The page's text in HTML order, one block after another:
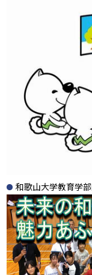
和歌山大学教育学